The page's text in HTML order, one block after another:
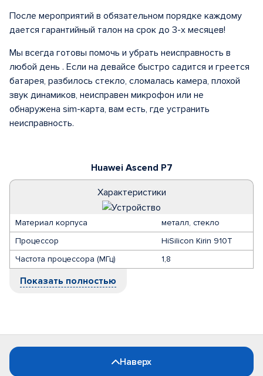
Huawei Ascend P7
Характеристики
Материал корпуса
металл, стекло
Процессор
HiSilicon Kirin 910T
Частота процессора (МГц)
1,8
Показать полностью
После мероприятий в обязательном порядке каждому
дается гарантийный талон на срок до 3-х месяцев!
Мы всегда готовы помочь и убрать неисправность в
любой день . Если на девайсе быстро садится и греется
батарея, разбилось стекло, сломалась камера, плохой
звук динамиков, неисправен микрофон или не
обнаружена sim-карта, вам есть, где устранить
неисправность.
Наверх